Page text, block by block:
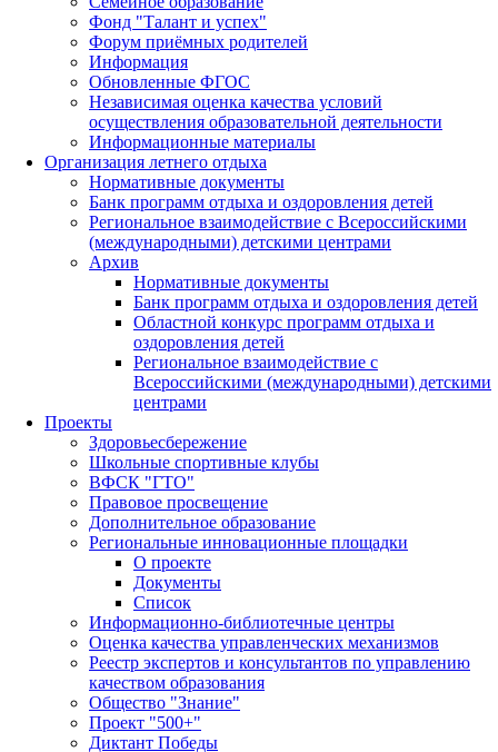
Фонд "Талант и успех"
Форум приёмных родителей
Информация
Обновленные ФГОС
Независимая оценка качества условий
осуществления образовательной деятельности
Информационные материалы
Организация летнего отдыха
Нормативные документы
Банк программ отдыха и оздоровления детей
Региональное взаимодействие с Всероссийскими
(международными) детскими центрами
Архив
Нормативные документы
Банк программ отдыха и оздоровления детей
Областной конкурс программ отдыха и
оздоровления детей
Региональное взаимодействие с
Всероссийскими (международными) детскими
центрами
Проекты
Здоровьесбережение
Школьные спортивные клубы
ВФСК "ГТО"
Правовое просвещение
Дополнительное образование
Региональные инновационные площадки
О проекте
Документы
Список
Информационно-библиотечные центры
Оценка качества управленческих механизмов
Реестр экспертов и консультантов по управлению
качеством образования
Общество "Знание"
Проект "500+"
Диктант Победы